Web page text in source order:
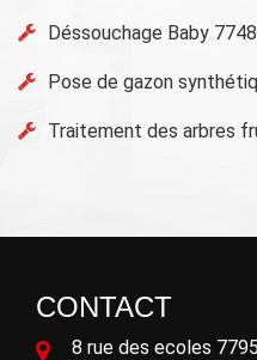
Déssouchage Baby
Pose de gazon
Traitement des arbres
CONTACT
8 rue des ecoles